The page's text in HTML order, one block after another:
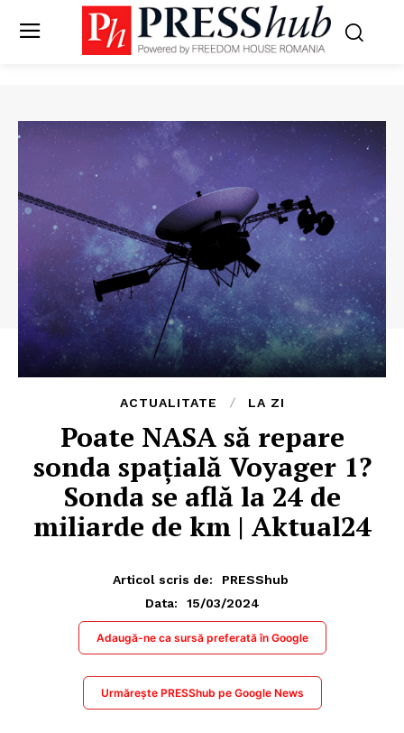
ACTUALITATE LA ZI
Poate NASA să repare
sonda spațială Voyager 1?
Sonda se află la 24 de
miliarde de km | Aktual24
Articol scris de:
PRESShub
Data:
15/03/2024
Adaugă-ne ca sursă preferată în Google
Urmărește PRESShub pe Google News